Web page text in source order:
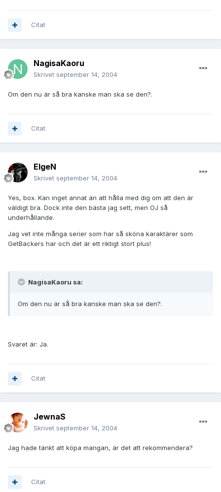
Citat
NagisaKaoru
Skrivet september 14, 2004
Om den nu är så bra kanske man ska se den?.
Citat
ElgeN
Skrivet september 14, 2004
Yes, box. Kan inget annat än att hålla med dig om att den är
väldigt bra. Dock inte den bästa jag sett, men OJ så
underhållande.
Jag vet inte många serier som har så sköna karaktärer som
GetBackers har och det är ett riktigt stort plus!
NagisaKaoru sa:
Om den nu är så bra kanske man ska se den?.
Svaret är: Ja.
Citat
JewnaS
Skrivet september 14, 2004
Jag hade tänkt att köpa mangan, är det att rekommendera?
Citat